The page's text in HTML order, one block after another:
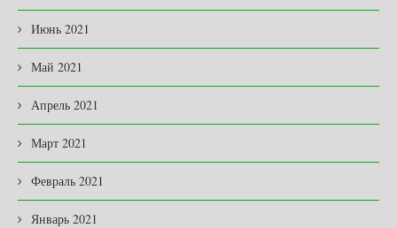
Июнь 2021
Май 2021
Апрель 2021
Март 2021
Февраль 2021
Январь 2021